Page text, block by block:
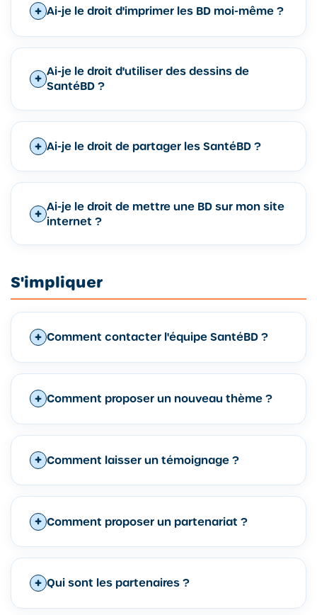
Ai-je le droit d'imprimer les BD moi-même ?
Ai-je le droit d'utiliser des dessins de
SantéBD ?
Ai-je le droit de partager les SantéBD ?
Ai-je le droit de mettre une BD sur mon site
internet ?
S'impliquer
Comment contacter l'équipe SantéBD ?
Comment proposer un nouveau thème ?
Comment laisser un témoignage ?
Comment proposer un partenariat ?
Qui sont les partenaires ?